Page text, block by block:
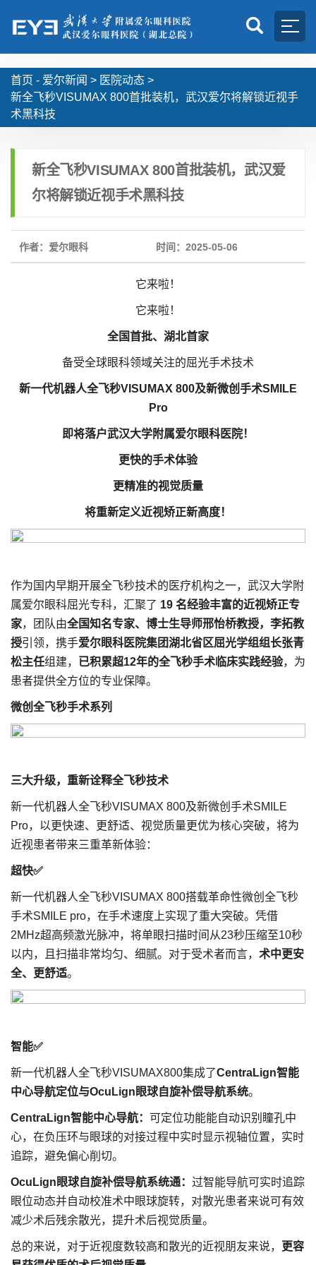
首页 - 爱尔新闻 > 医院动态 >
新全飞秒VISUMAX 800首批装机，武汉爱尔将解锁近视手
术黑科技
新全飞秒VISUMAX 800首批装机，武汉爱
尔将解锁近视手术黑科技
作者：爱尔眼科 时间：2025-05-06
它来啦！
它来啦！
全国首批、湖北首家
备受全球眼科领域关注的屈光手术技术
新一代机器人全飞秒VISUMAX 800及新微创手术SMILE
Pro
即将落户武汉大学附属爱尔眼科医院！
更快的手术体验
更精准的视觉质量
将重新定义近视矫正新高度！
作为国内早期开展全飞秒技术的医疗机构之一，武汉大学附
属爱尔眼科屈光专科，汇聚了 19 名经验丰富的近视矫正专
家，团队由全国知名专家、博士生导师邢怡桥教授，李拓教
授引领，携手爱尔眼科医院集团湖北省区屈光学组组长张青
松主任组建， 已积累超12年的全飞秒手术临床实践经验，为
患者提供全方位的专业保障。
微创全飞秒手术系列
三大升级，重新诠释全飞秒技术
新一代机器人全飞秒VISUMAX 800及新微创手术SMILE
Pro，以更快速、更舒适、视觉质量更优为核心突破，将为
近视患者带来三重革新体验：
超快✅
新一代机器人全飞秒VISUMAX 800搭载革命性微创全飞秒
手术SMILE pro，在手术速度上实现了重大突破。凭借
2MHz超高频激光脉冲，将单眼扫描时间从23秒压缩至10秒
以内，且扫描非常均匀、细腻。对于受术者而言， 术中更安
全、更舒适。
智能✅
新一代机器人全飞秒VISUMAX800集成了CentraLign智能
中心导航定位与OcuLign眼球自旋补偿导航系统。
CentraLign智能中心导航： 可定位功能能自动识别瞳孔中
心，在负压环与眼球的对接过程中实时显示视轴位置，实时
追踪，避免偏心削切。
OcuLign眼球自旋补偿导航系统通： 过智能导航可实时追踪
眼位动态并自动校准术中眼球旋转，对散光患者来说可有效
减少术后残余散光，提升术后视觉质量。
总的来说，对于近视度数较高和散光的近视朋友来说，
更容